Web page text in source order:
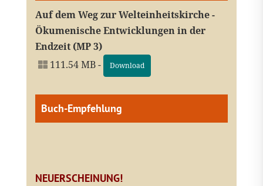
Auf dem Weg zur Welteinheitskirche -
Ökumenische Entwicklungen in der
Endzeit (MP 3)
111.54 MB -
Download
Buch-Empfehlung
NEUERSCHEINUNG!